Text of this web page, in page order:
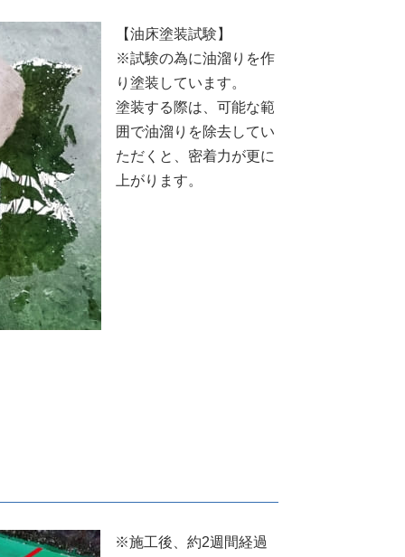
【油床塗装試験】
※試験の為に油溜りを作
り塗装しています。
塗装する際は、可能な範
囲で油溜りを除去してい
ただくと、密着力が更に
上がります。
※施工後、約2週間経過